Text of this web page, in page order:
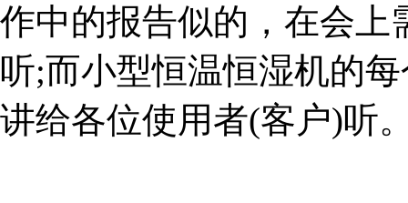
作中的报告似的，在会上
听;而小型恒温恒湿机的
讲给各位使用者(客户)听